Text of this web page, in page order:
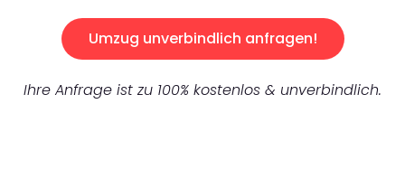
Umzug unverbindlich anfragen!
Ihre Anfrage ist zu 100% kostenlos & unverbindlich.